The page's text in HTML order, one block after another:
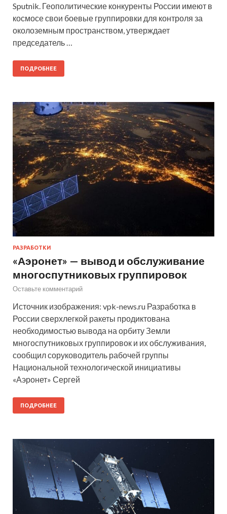
Sputnik. Геополитические конкуренты России имеют в
космосе свои боевые группировки для контроля за
околоземным пространством, утверждает
председатель …
ПОДРОБНЕЕ
РАЗРАБОТКИ
«Аэронет» — вывод и обслуживание
многоспутниковых группировок
Оставьте комментарий
Источник изображения: vpk-news.ru Разработка в
России сверхлегкой ракеты продиктована
необходимостью вывода на орбиту Земли
многоспутниковых группировок и их обслуживания,
сообщил соруководитель рабочей группы
Национальной технологической инициативы
«Аэронет» Сергей
ПОДРОБНЕЕ